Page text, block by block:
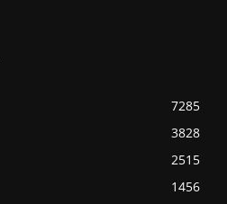
7285
3828
2515
1456